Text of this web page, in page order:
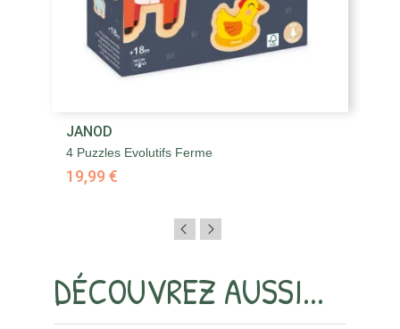
JANOD
4 Puzzles Evolutifs Ferme
19,99 €
DÉCOUVREZ AUSSI...